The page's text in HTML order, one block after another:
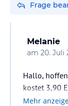
Frage
Melanie
am 20. Juli
Hallo,
kostet 3,90
Mehr